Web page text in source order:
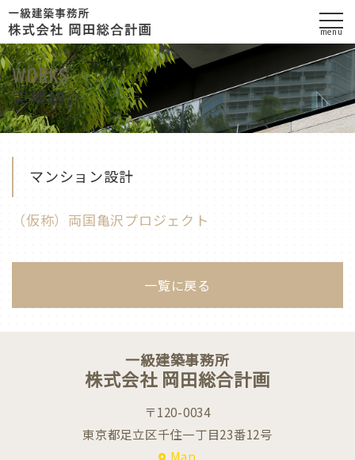
menu
実績紹介
マンション設計
（仮称）両国亀沢プロジェクト
一覧に戻る
一級建築事務所
株式会社 岡田総合計画
〒120-0034
東京都足立区千住一丁目23番12号
Map